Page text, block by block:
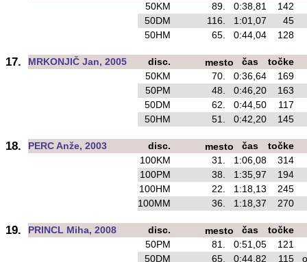
50KM
89. 0:38,81 142
50DM
116. 1:01,07 45
50HM
65. 0:44,04 128
17. MRKONJIČ Jan, 2005 disc. mesto čas
točke
50KM
70. 0:36,64 169
50PM
48. 0:46,20 163
50DM
62. 0:44,50 117
50HM
51. 0:42,20 145
18. PERC Anže, 2003 disc. mesto čas
točke
100KM
31. 1:06,08 314
100PM
38. 1:35,97 194
100HM
22. 1:18,13 245
100MM
36. 1:18,37 270
19. PRINCL Miha, 2008 disc. mesto čas
točke
50PM
81. 0:51,05 121
50DM
65. 0:44,82 115